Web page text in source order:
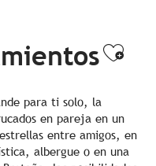
para ti solo, la
en pareja en un
entre amigos, en
albergue o en una